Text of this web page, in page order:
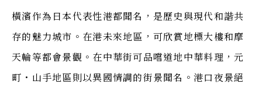
橫濱作為日本代表性港都聞名，是歷史與現代和諧共
存的魅力城市。在港未來地區，可欣賞地標大樓和摩
天輪等都會景觀。在中華街可品嚐道地中華料理，元
町・山手地區則以異國情調的街景聞名。港口夜景絕